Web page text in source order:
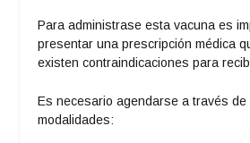
Para administrase esta vacuna es
presentar una prescripción médica
existen contraindicaciones para
Es necesario agendarse a través
modalidades: